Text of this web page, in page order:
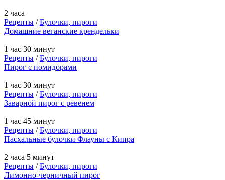
2 часа
Рецепты /Булочки, пироги
Домашние веганские крендельки
1 час 30 минут
Рецепты /Булочки, пироги
Пирог с помидорами
1 час 30 минут
Рецепты /Булочки, пироги
Заварной пирог с ревенем
1 час 45 минут
Рецепты /Булочки, пироги
Пасхальные булочки Флауны с Кипра
2 часа 5 минут
Рецепты /Булочки, пироги
Лимонно-черничный пирог